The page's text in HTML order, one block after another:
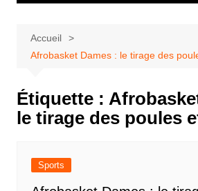
Accueil
Afrobasket Dames : le tirage des
Étiquette :
le tirage des poules
Sports